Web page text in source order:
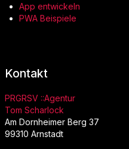
App entwickeln
PWA Beispiele
Kontakt
PRGRSV ::Agentur
Tom Scharlock
Am Dornheimer Berg 37
99310 Arnstadt